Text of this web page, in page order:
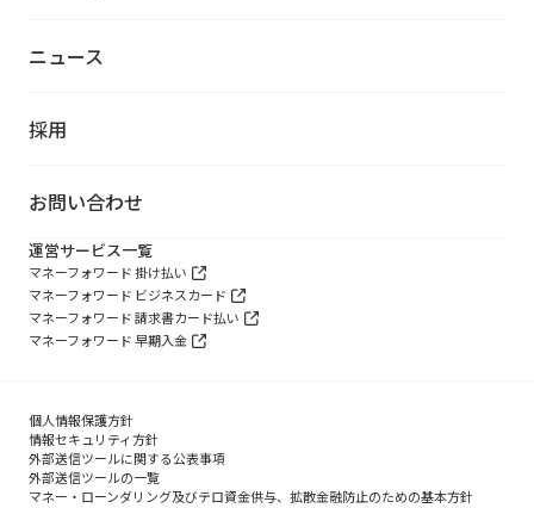
ニュース
採用
お問い合わせ
運営サービス一覧
マネーフォワード 掛け払い
マネーフォワード ビジネスカード
マネーフォワード 請求書カード払い
マネーフォワード 早期入金
個人情報保護方針
情報セキュリティ方針
外部送信ツールに関する公表事項
外部送信ツールの一覧
マネー・ローンダリング及びテロ資金供与、拡散金融防止のための基本方針